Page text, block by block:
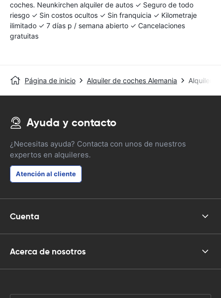
coches. Neunkirchen alquiler de autos ✓ Seguro de todo
riesgo ✓ Sin costos ocultos ✓ Sin franquicia ✓ Kilometraje
ilimitado ✓ 7 días p / semana abierto ✓ Cancelaciones
gratuitas
Página de inicio Alquiler de coches Alemania Alquiler
Ayuda y contacto
¿Necesitas ayuda? Contacta con unos de nuestros
expertos en alquileres.
Atención al cliente
Cuenta
Acerca de nosotros